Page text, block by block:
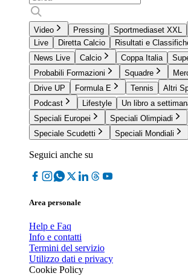
Video Pressing Sportmediaset XXL
Live
Diretta Calcio
Risultati e
News Live
Calcio Coppa Italia
Probabili Formazioni
Squadre
Drive UP
Formula E Tennis Altri
Podcast
Lifestyle
Un libro a
Speciali Europei
Speciali Olimpiadi
Speciale Scudetti
Speciali Mondiali
Seguici anche su
Area personale
Help e Faq
Info e contatti
Termini del servizio
Utilizzo dati e privacy
Cookie Policy